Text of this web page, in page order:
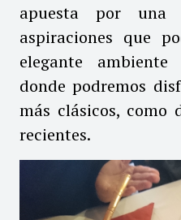
apuesta por una
aspiraciones que
elegante ambiente
donde podremos
más clásicos, como
recientes.